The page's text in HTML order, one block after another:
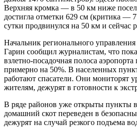
Верхняя кромка — в 50 км ниже
достигла отметки 629 см (критика —
сутки продвинулся на 50 км и сейчас
Начальник регионального
Гарин сообщил журналистам, что
взлетно-посадочная полоса
примерно на 50%. В населенных
работают спасатели. Они мониторят
жителям, дежурят в готовности к
В ряде районов уже открыты пункты
домашний скот переведен в
дежурят на случай резкого подъема